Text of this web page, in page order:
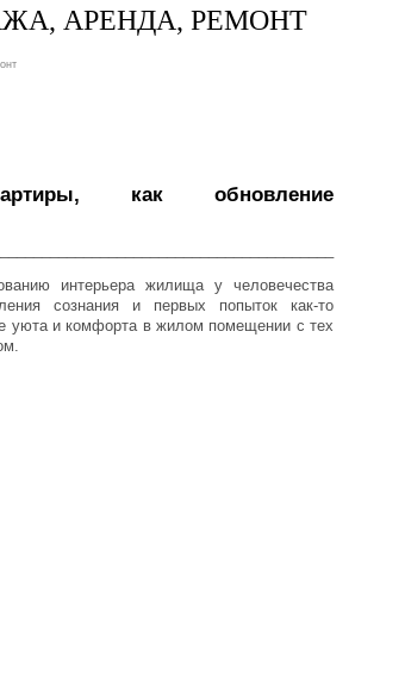
АРЕНДА, РЕМОНТ
как обновление
интерьера жилища у человечества
сознания и первых попыток как-то
уюта и комфорта в жилом помещении с тех